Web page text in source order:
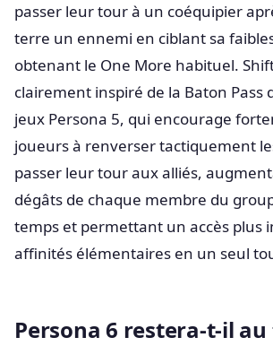
passer leur tour à un coéquipier
terre un ennemi en ciblant sa
obtenant le One More habituel.
clairement inspiré de la Baton Pass
jeux Persona 5, qui encourage
joueurs à renverser tactiquement
passer leur tour aux alliés,
dégâts de chaque membre du
temps et permettant un accès plus
affinités élémentaires en un seul
Persona 6 restera-t-il